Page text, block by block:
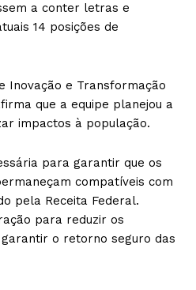
a conter letras e
14 posições de
Inovação e Transformação
que a equipe planejou a
impactos à população.
para garantir que os
compatíveis com
pela Receita Federal.
para reduzir os
o retorno seguro das